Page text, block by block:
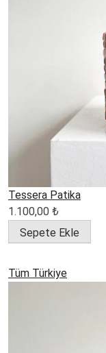
Tessera Patika
1.100,00 ₺
Sepete Ekle
Tüm Türkiye